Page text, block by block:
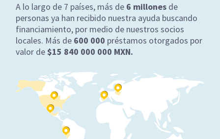
A lo largo de 7 países, más de 6 millones de
personas ya han recibido nuestra ayuda buscando
financiamiento, por medio de nuestros socios
locales. Más de 600 000 préstamos otorgados por
valor de$15 840 000 000 MXN.